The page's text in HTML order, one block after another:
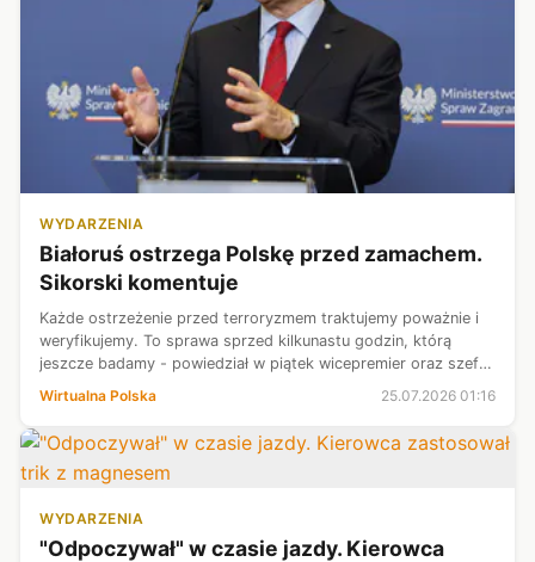
WYDARZENIA
Białoruś ostrzega Polskę przed zamachem.
Sikorski komentuje
Każde ostrzeżenie przed terroryzmem traktujemy poważnie i
weryfikujemy. To sprawa sprzed kilkunastu godzin, którą
jeszcze badamy - powiedział w piątek wicepremier oraz szef
białoruskiego MSZ.
Wirtualna Polska 25.07.2026 01:16
WYDARZENIA
"Odpoczywał" w czasie jazdy. Kierowca